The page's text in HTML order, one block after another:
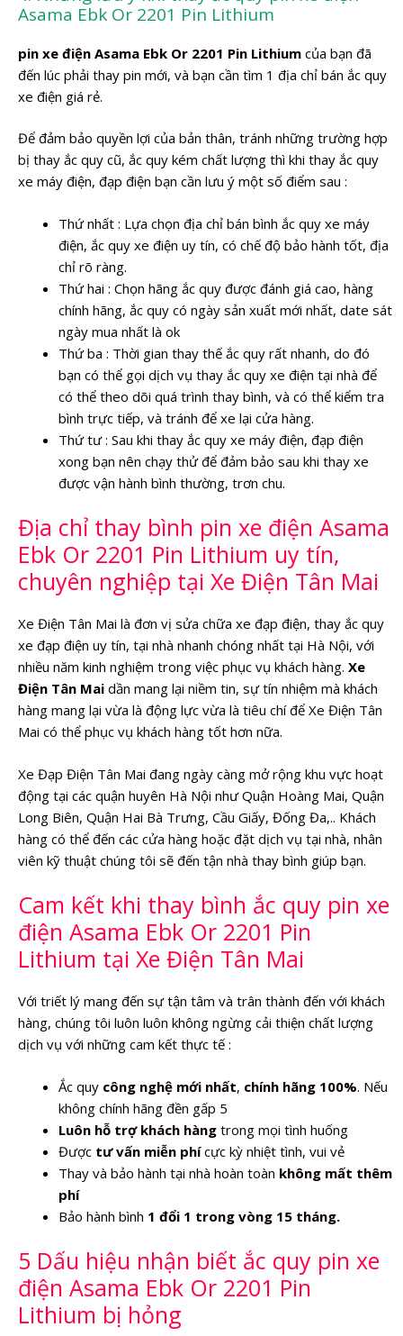
Asama Ebk Or 2201 Pin Lithium
pin xe điện Asama Ebk Or 2201 Pin Lithium của bạn đã
đến lúc phải thay pin mới, và bạn cần tìm 1 địa chỉ bán ắc quy
xe điện giá rẻ.
Để đảm bảo quyền lợi của bản thân, tránh những trường hợp
bị thay ắc quy cũ, ắc quy kém chất lượng thì khi thay ắc quy
xe máy điện, đạp điện bạn cần lưu ý một số điểm sau :
Thứ nhất : Lựa chọn địa chỉ bán bình ắc quy xe máy
điện, ắc quy xe điện uy tín, có chế độ bảo hành tốt, địa
chỉ rõ ràng.
Thứ hai : Chọn hãng ắc quy được đánh giá cao, hàng
chính hãng, ắc quy có ngày sản xuất mới nhất, date sát
ngày mua nhất là ok
Thứ ba : Thời gian thay thế ắc quy rất nhanh, do đó
bạn có thể gọi dịch vụ thay ắc quy xe điện tại nhà để
có thể theo dõi quá trình thay bình, và có thể kiểm tra
bình trực tiếp, và tránh để xe lại cửa hàng.
Thứ tư : Sau khi thay ắc quy xe máy điện, đạp điện
xong bạn nên chạy thử để đảm bảo sau khi thay xe
được vận hành bình thường, trơn chu.
Địa chỉ thay bình pin xe điện Asama
Ebk Or 2201 Pin Lithium uy tín,
chuyên nghiệp tại Xe Điện Tân Mai
Xe Điện Tân Mai là đơn vị sửa chữa xe đạp điện, thay ắc quy
xe đạp điện uy tín, tại nhà nhanh chóng nhất tại Hà Nội, với
nhiều năm kinh nghiệm trong việc phục vụ khách hàng. Xe
Điện Tân Mai dần mang lại niềm tin, sự tín nhiệm mà khách
hàng mang lại vừa là động lực vừa là tiêu chí để Xe Điện Tân
Mai có thể phục vụ khách hàng tốt hơn nữa.
Xe Đạp Điện Tân Mai đang ngày càng mở rộng khu vực hoạt
động tại các quận huyên Hà Nội như Quận Hoàng Mai, Quận
Long Biên, Quận Hai Bà Trưng, Cầu Giấy, Đống Đa,.. Khách
hàng có thể đến các cửa hàng hoặc đặt dịch vụ tại nhà, nhân
viên kỹ thuật chúng tôi sẽ đến tận nhà thay bình giúp bạn.
Cam kết khi thay bình ắc quy pin xe
điện Asama Ebk Or 2201 Pin
Lithium tại Xe Điện Tân Mai
Với triết lý mang đến sự tận tâm và trân thành đến với khách
hàng, chúng tôi luôn luôn không ngừng cải thiện chất lượng
dịch vụ với những cam kết thực tế :
Ắc quy công nghệ mới nhất, chính hãng 100%. Nếu
không chính hãng đền gấp 5
Luôn hỗ trợ khách hàng trong mọi tình huống
Được tư vấn miễn phícực kỳ nhiệt tình, vui vẻ
Thay và bảo hành tại nhà hoàn toàn không mất thêm
phí
Bảo hành bình 1 đổi 1 trong vòng 15 tháng.
5 Dấu hiệu nhận biết ắc quy pin xe
điện Asama Ebk Or 2201 Pin
Lithium bị hỏng